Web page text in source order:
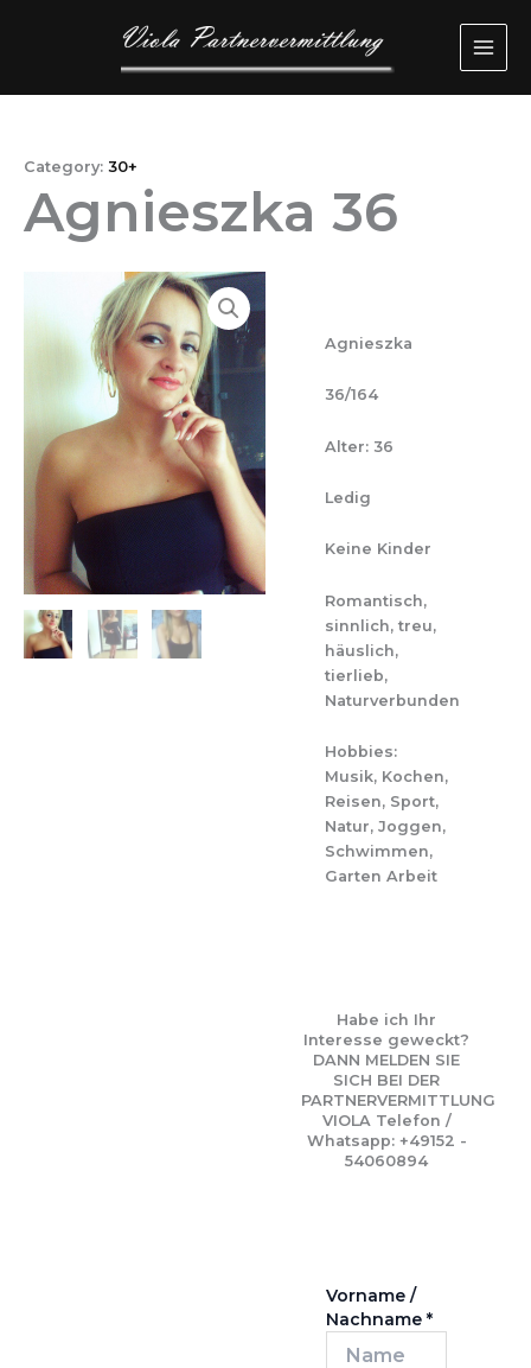
Category: 30+
Agnieszka 36
Agnieszka
36/164
Alter: 36
Ledig
Keine Kinder
Romantisch,
sinnlich, treu,
häuslich,
tierlieb,
Naturverbunden
Hobbies:
Musik, Kochen,
Reisen, Sport,
Natur, Joggen,
Schwimmen,
Garten Arbeit
Habe ich Ihr
Interesse geweckt?
DANN MELDEN SIE
SICH BEI DER
PARTNERVERMITTLUNG
VIOLA Telefon /
Whatsapp: +49152 -
54060894
Vorname /
Nachname *